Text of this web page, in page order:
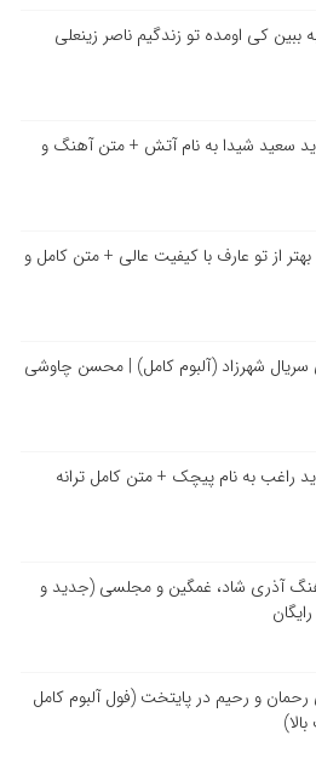
ببین کی اومده تو زندگیم ناصر زینعلی
سعید شیدا به نام آتش + متن آهنگ و
از تو عارف با کیفیت عالی + متن کامل و
سریال شهرزاد (آلبوم کامل) | محسن چاوشی
راغب به نام پیچک + متن کامل ترانه
آذری شاد، غمگین و مجلسی (جدید و
و رحیم در پایتخت (فول آلبوم کامل